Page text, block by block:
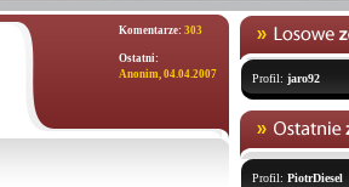
Komentarze: 303
Ostatni:
Anonim, 04.04.2007
Profil: jaro92
Profil: PiotrDiesel